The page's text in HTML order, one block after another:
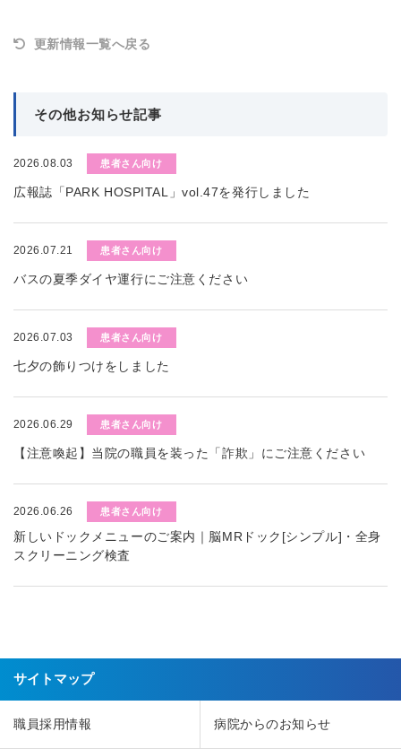
更新情報一覧へ戻る
その他お知らせ記事
2026.08.03 患者さん向け
広報誌「PARK HOSPITAL」vol.47を発行しました
2026.07.21 患者さん向け
バスの夏季ダイヤ運行にご注意ください
2026.07.03 患者さん向け
七夕の飾りつけをしました
2026.06.29 患者さん向け
【注意喚起】当院の職員を装った「詐欺」にご注意ください
2026.06.26 患者さん向け
新しいドックメニューのご案内｜脳MRドック[シンプル]・全身
スクリーニング検査
サイトマップ
職員採用情報 病院からのお知らせ